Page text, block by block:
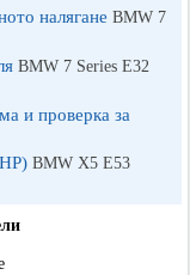
налягане BMW 7
BMW 7 Series E32
и проверка за
BMW X5 E53